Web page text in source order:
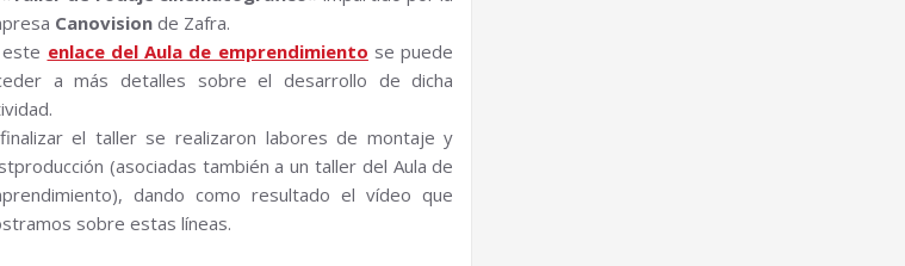
Canovision de Zafra.
este enlace del Aula de emprendimiento se puede
a más detalles sobre el desarrollo de dicha
el taller se realizaron labores de montaje y
(asociadas también a un taller del Aula de
dando como resultado el vídeo que
sobre estas líneas.